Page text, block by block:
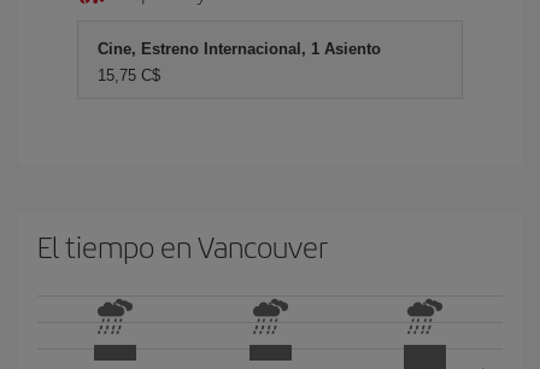
Cine, Estreno Internacional, 1 Asiento
15,75 C$
El tiempo en Vancouver